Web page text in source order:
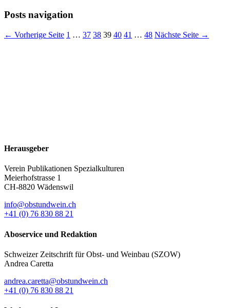
Posts navigation
← Vorherige Seite 1 … 37 38 39 40 41 … 48 Nächste Seite →
Herausgeber
Verein Publikationen Spezialkulturen
Meierhofstrasse 1
CH-8820 Wädenswil
info@obstundwein.ch
+41 (0) 76 830 88 21
Aboservice und Redaktion
Schweizer Zeitschrift für Obst- und Weinbau (SZOW)
Andrea Caretta
andrea.caretta@obstundwein.ch
+41 (0) 76 830 88 21